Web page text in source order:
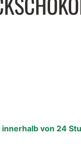
von 24